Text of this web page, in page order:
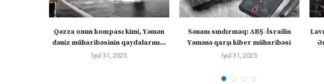
Qəzza onun kompası kimi, Yəmən
dəniz müharibəsinin qaydalarını...
İyul 31, 2025
Sənanı sındırmaq: ABŞ-İsrailin
Yəmənə qarşı kiber müharibəsi
İyul 31, 2025